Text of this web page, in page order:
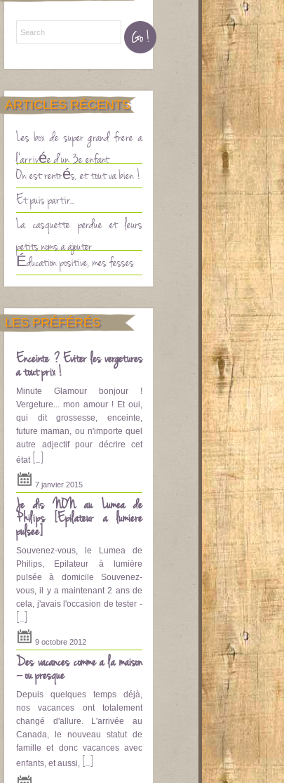
ARTICLES RÉCENTS
Les box de super grand frère à
l’arrivée d’un 3è enfant
On est rentrés, et tout va bien !
Et puis partir…
La casquette perdue et leurs
Éducation positive, mes fesses
LES PRÉFÉRÉS
Enceinte ? Eviter les vergetures
à tout prix !
Minute Glamour bonjour !
Vergeture... mon amour ! Et oui,
qui dit grossesse, enceinte,
future maman, ou n'importe quel
autre adjectif pour décrire cet
état [...]
7 janvier 2015
Je dis NON au Lumea de
Philips [Epilateur a lumière
pulsee]
Souvenez-vous, le Lumea de
Philips, Epilateur à lumière
pulsée à domicile Souvenez-
vous, il y a maintenant 2 ans de
cela, j'avais l'occasion de tester -
[...]
9 octobre 2012
Des vacances comme à la maison
– ou presque
Depuis quelques temps déjà,
nos vacances ont totalement
changé d'allure. L'arrivée au
Canada, le nouveau statut de
famille et donc vacances avec
enfants, et aussi, [...]